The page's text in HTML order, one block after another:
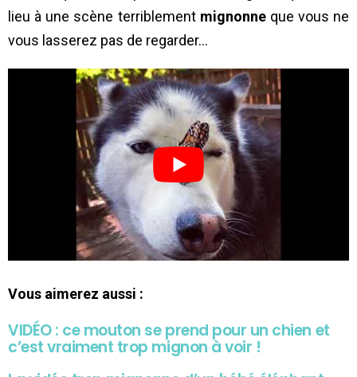
lieu à une scène terriblement mignonneque vous ne
vous lasserez pas de regarder…
Vous aimerez aussi :
VIDÉO : ce mouton se prend pour un chien et
c’est vraiment trop mignon à voir !